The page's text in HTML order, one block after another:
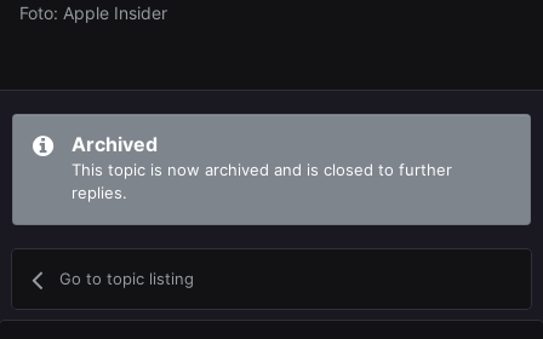
Foto: Apple Insider
Archived
This topic is now archived and is closed to further
replies.
Go to topic listing